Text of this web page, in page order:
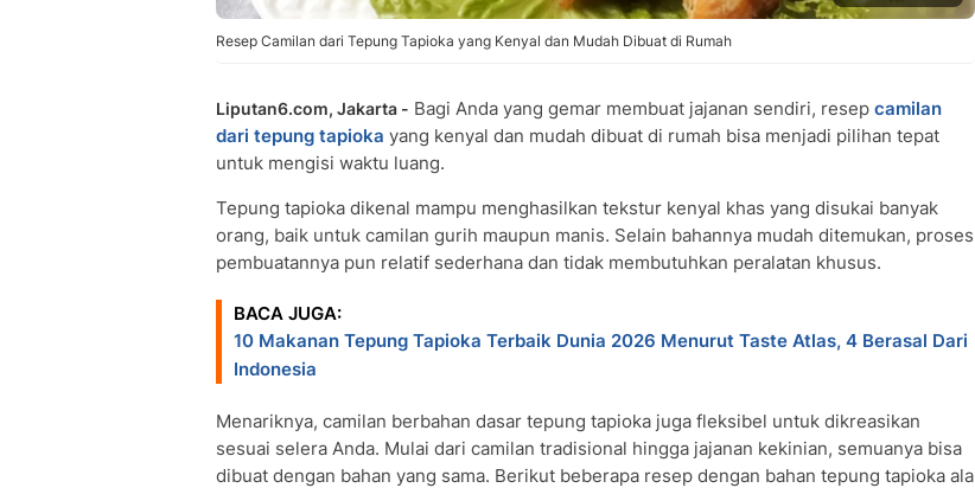
Resep Camilan dari Tepung Tapioka yang Kenyal dan Mudah Dibuat di Rumah
Liputan6.com, Jakarta - Bagi Anda yang gemar membuat jajanan sendiri, resep camilan
dari tepung tapioka yang kenyal dan mudah dibuat di rumah bisa menjadi pilihan tepat
untuk mengisi waktu luang.
Tepung tapioka dikenal mampu menghasilkan tekstur kenyal khas yang disukai banyak
orang, baik untuk camilan gurih maupun manis. Selain bahannya mudah ditemukan, proses
pembuatannya pun relatif sederhana dan tidak membutuhkan peralatan khusus.
BACA JUGA:
10 Makanan Tepung Tapioka Terbaik Dunia 2026 Menurut Taste Atlas, 4 Berasal Dari
Indonesia
Menariknya, camilan berbahan dasar tepung tapioka juga fleksibel untuk dikreasikan
sesuai selera Anda. Mulai dari camilan tradisional hingga jajanan kekinian, semuanya bisa
dibuat dengan bahan yang sama. Berikut beberapa resep dengan bahan tepung tapioka ala